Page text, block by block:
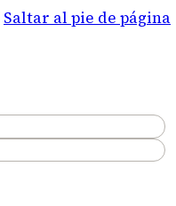
Saltar al pie de página